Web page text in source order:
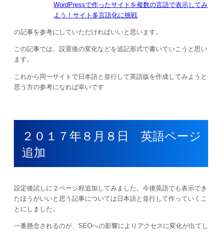
WordPressで作ったサイトを複数の言語で表示してみ
よう！サイト多言語化に挑戦
の記事を参考にしていただければいいと思います。
この記事では、設置後の変化などを追記形式で書いていこうと思い
ます。
これから同一サイトで日本語と並行して英語版を作成してみようと
思う方の参考になれば幸いです
２０１７年８月８日 英語ページ
追加
設定後試しに２ページ程追加してみました。今後英語でも表示でき
たほうがいいと思う記事については日本語と並行して作っていくこ
とにしました。
一番懸念されるのが、SEOへの影響によりアクセスに変化が出てし